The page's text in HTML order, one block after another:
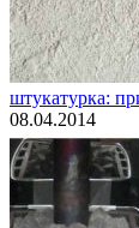
штукатурка:
08.04.2014